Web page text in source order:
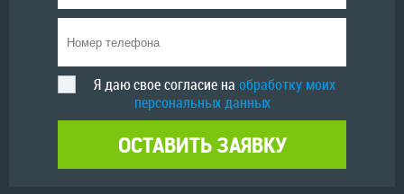
Я даю свое согласие на обработку моих
персональных данных
ОСТАВИТЬ ЗАЯВКУ